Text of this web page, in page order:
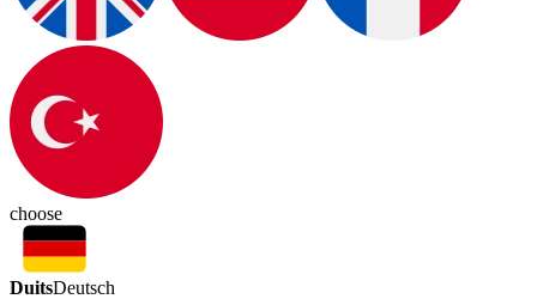
choose
DuitsDeutsch